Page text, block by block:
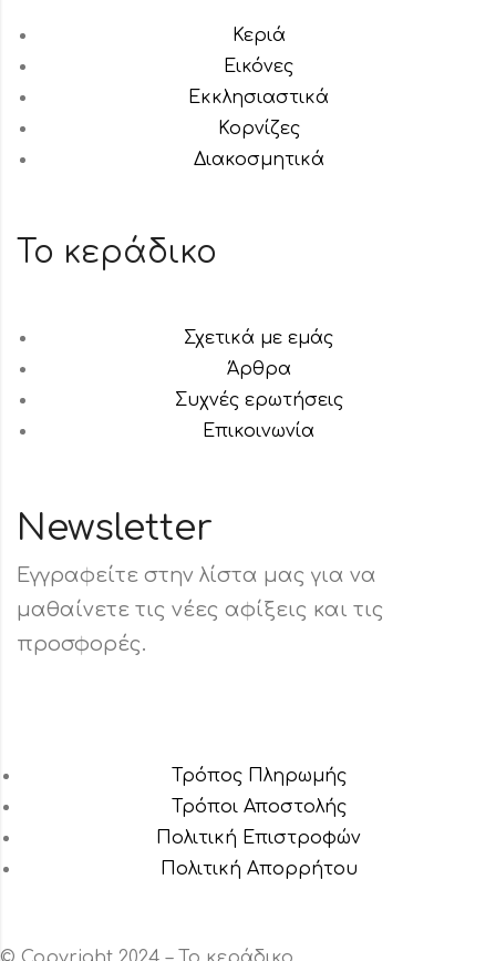
Κεριά
Εικόνες
Εκκλησιαστικά
Κορνίζες
Διακοσμητικά
Το κεράδικο
Σχετικά με εμάς
Άρθρα
Συχνές ερωτήσεις
Επικοινωνία
Newsletter
Εγγραφείτε στην λίστα μας για να
μαθαίνετε τις νέες αφίξεις και τις
προσφορές.
Τρόπος Πληρωμής
Τρόποι Αποστολής
Πολιτική Επιστροφών
Πολιτική Aπορρήτου